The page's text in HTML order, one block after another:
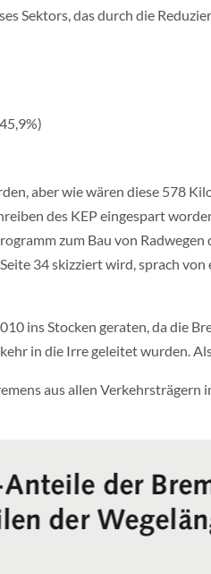
Sektors, das durch die
aber wie wären diese 578
des KEP eingespart
zum Bau von
34 skizziert wird, sprach
ins Stocken geraten, da die
in die Irre geleitet wurden.
aus allen Verkehrsträgern